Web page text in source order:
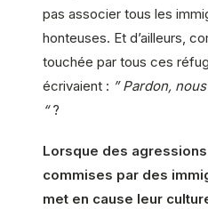
pas associer tous les
honteuses. Et d’ailleurs,
touchée par tous ces
écrivaient : ” Pardon,
“?
Lorsque des
commises par des
met en cause leur